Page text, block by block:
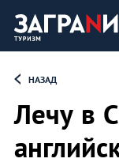
НАЗАД
Лечу в